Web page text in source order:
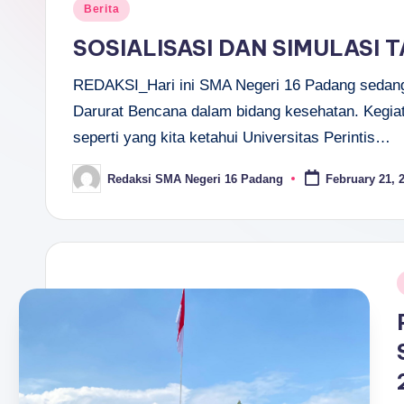
A
A
N
G
Posted
Berita
SOSIALISASI DAN SIMULASI
REDAKSI_Hari ini SMA Negeri 16 Padang
Darurat Bencana dalam bidang kesehatan.
seperti yang kita ketahui Universitas Perintis…
Posted
by
Redaksi SMA Negeri 16 Padang February 21,